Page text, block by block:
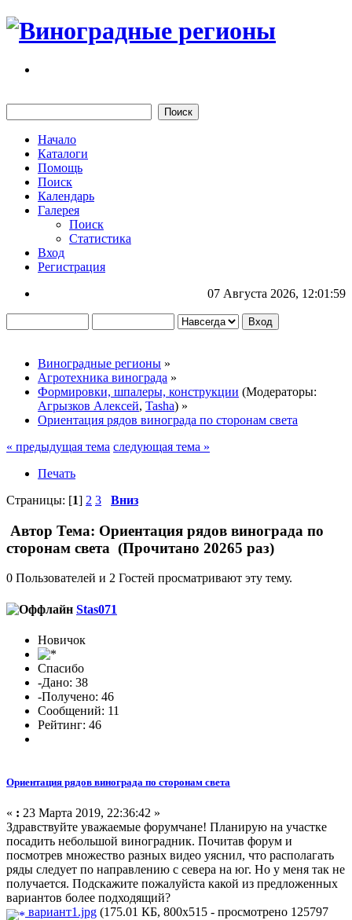
Начало
Каталоги
Помощь
Поиск
Календарь
Галерея
Поиск
Статистика
Вход
Регистрация
07 Августа 2026, 12:01:59
Виноградные регионы »
Агротехника винограда »
Формировки, шпалеры, конструкции (Модераторы:
Агрызков Алексей, Tasha) »
Ориентация рядов винограда по сторонам света
« предыдущая тема следующая тема »
Печать
Страницы: [1] 2 3 Вниз
Автор Тема: Ориентация рядов винограда по
сторонам света (Прочитано 20265 раз)
0 Пользователей и 2 Гостей просматривают эту тему.
Stas071
Новичок
Спасибо
-Дано: 38
-Получено: 46
Сообщений: 11
Рейтинг: 46
Ориентация рядов винограда по сторонам света
« : 23 Марта 2019, 22:36:42 »
Здравствуйте уважаемые форумчане! Планирую на участке
посадить небольшой виноградник. Почитав форум и
посмотрев множество разных видео уяснил, что располагать
ряды следует по направлению с севера на юг. Но у меня так не
получается. Подскажите пожалуйста какой из предложенных
вариантов более подходящий?
вариант1.jpg (175.01 КБ, 800x515 - просмотрено 125797